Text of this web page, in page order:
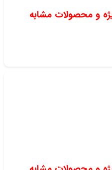
و محصولات مشابه